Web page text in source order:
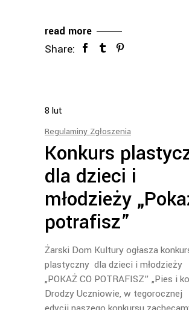
read more
Share:
8 lut
Regulaminy Zgłoszenia
Konkurs
dla dzieci i
młodzieży
potrafisz”
Żarski Dom Kultury ogłasza
plastyczny dla dzieci i młodzieży
„POKAŻ CO POTRAFISZ” „Pies i
Drodzy Uczniowie, w tegorocznej